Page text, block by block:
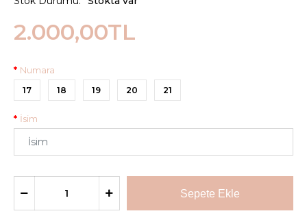
2.000,00TL
Numara
17 18 19 20 21
İsim